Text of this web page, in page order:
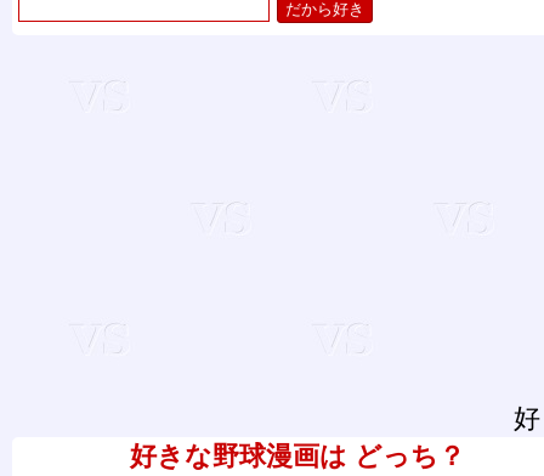
好きな野球漫画は どっち？